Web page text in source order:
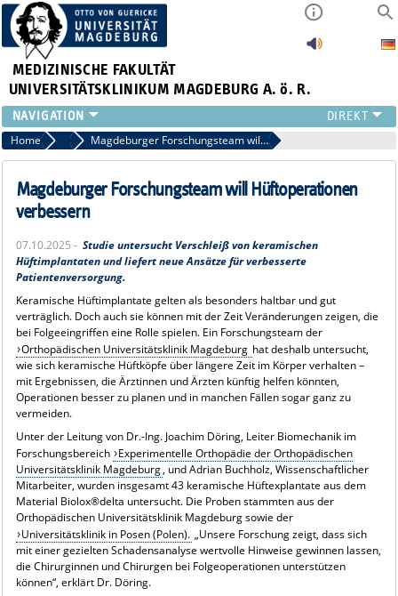
MEDIZINISCHE FAKULTÄT
UNIVERSITÄTSKLINIKUM MAGDEBURG A. ö. R.
INSTITUTE
KLINIKEN
ZENTRALE EINRICHTUNGEN
FORSCHUNG
ÜBER UNS
INTERNATIONAL
INTRANET
Home Archiv 2025 Magdeburger Forschungsteam will Hüftoperationen verbessern
Magdeburger Forschungsteam will Hüftoperationen
verbessern
07.10.2025 - Studie untersucht Verschleiß von keramischen
Hüftimplantaten und liefert neue Ansätze für verbesserte
Patientenversorgung.
Keramische Hüftimplantate gelten als besonders haltbar und gut
verträglich. Doch auch sie können mit der Zeit Veränderungen zeigen, die
bei Folgeeingriffen eine Rolle spielen. Ein Forschungsteam der
Orthopädischen Universitätsklinik Magdeburg hat deshalb untersucht,
wie sich keramische Hüftköpfe über längere Zeit im Körper verhalten –
mit Ergebnissen, die Ärztinnen und Ärzten künftig helfen könnten,
Operationen besser zu planen und in manchen Fällen sogar ganz zu
vermeiden.
Unter der Leitung von Dr.-Ing. Joachim Döring, Leiter Biomechanik im
Forschungsbereich Experimentelle Orthopädie der Orthopädischen
Universitätsklinik Magdeburg, und Adrian Buchholz, Wissenschaftlicher
Mitarbeiter, wurden insgesamt 43 keramische Hüftexplantate aus dem
Material Biolox®delta untersucht. Die Proben stammten aus der
Orthopädischen Universitätsklinik Magdeburg sowie der
Universitätsklinik in Posen (Polen). „Unsere Forschung zeigt, dass sich
mit einer gezielten Schadensanalyse wertvolle Hinweise gewinnen lassen,
die Chirurginnen und Chirurgen bei Folgeoperationen unterstützen
können“, erklärt Dr. Döring.